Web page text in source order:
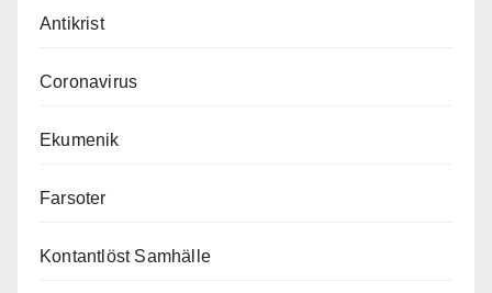
Antikrist
Coronavirus
Ekumenik
Farsoter
Kontantlöst Samhälle